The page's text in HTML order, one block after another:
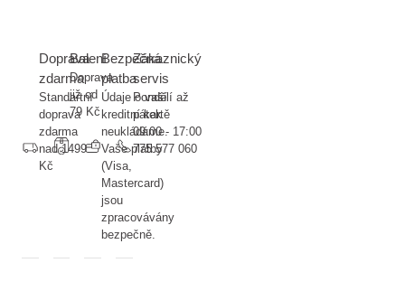
Doprava
zdarma
Standartní
doprava
zdarma
nad 1499
Kč
Balení
Doprava
již od
79 Kč
Bezpečná
platba
Údaje o vaší
kreditní kartě
neukládáme.
Vaše platby
(Visa,
Mastercard)
jsou
zpracovávány
bezpečně.
Zákaznický
servis
Pondělí až
pátek
09:00 - 17:00
775 577 060